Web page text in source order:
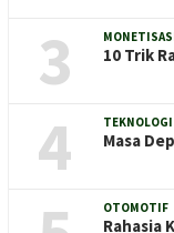
3 10 Trik
4 TEKNOLOGI
Masa
OTOMOTIF
Rahasia